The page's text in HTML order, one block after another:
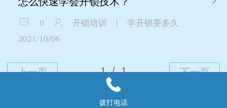
0 开锁培训
学开锁要多久
2021/10/06
拨打电话